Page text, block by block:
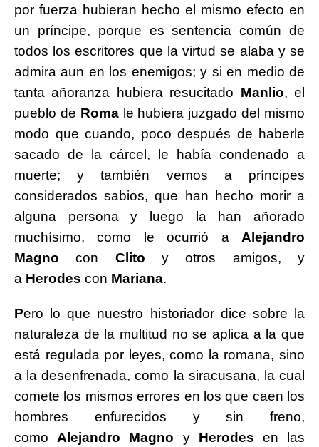
por fuerza hubieran hecho el mismo efecto en
un príncipe, porque es sentencia común de
todos los escritores que la virtud se alaba y se
admira aun en los enemigos; y si en medio de
tanta añoranza hubiera resucitado Manlio, el
pueblo de Romale hubiera juzgado del mismo
modo que cuando, poco después de haberle
sacado de la cárcel, le había condenado a
muerte; y también vemos a príncipes
considerados sabios, que han hecho morir a
alguna persona y luego la han añorado
muchísimo, como le ocurrió a Alejandro
Magno con Clito y otros amigos, y
a Herodes con Mariana.
Pero lo que nuestro historiador dice sobre la
naturaleza de la multitud no se aplica a la que
está regulada por leyes, como la romana, sino
a la desenfrenada, como la siracusana, la cual
comete los mismos errores en los que caen los
hombres enfurecidos y sin freno,
comoAlejandro Magno y Herodes en las